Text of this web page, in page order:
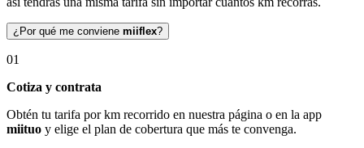
¿Por qué me conviene miiflex?
01
Cotiza y contrata
Obtén tu tarifa por km recorrido en nuestra página o en la app
miituo y elige el plan de cobertura que más te convenga.